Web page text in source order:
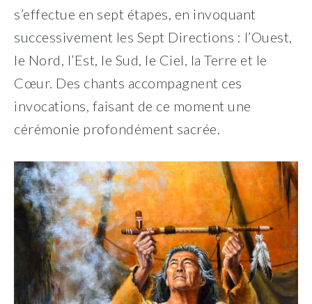
s’effectue en sept étapes, en invoquant
successivement les Sept Directions : l’Ouest,
le Nord, l’Est, le Sud, le Ciel, la Terre et le
Cœur. Des chants accompagnent ces
invocations, faisant de ce moment une
cérémonie profondément sacrée.